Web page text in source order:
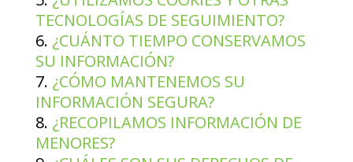
TECNOLOGÍAS DE SEGUIMIENTO?
¿CUÁNTO TIEMPO CONSERVAMOS
SU INFORMACIÓN?
¿CÓMO MANTENEMOS SU
INFORMACIÓN SEGURA?
¿RECOPILAMOS INFORMACIÓN DE
MENORES?